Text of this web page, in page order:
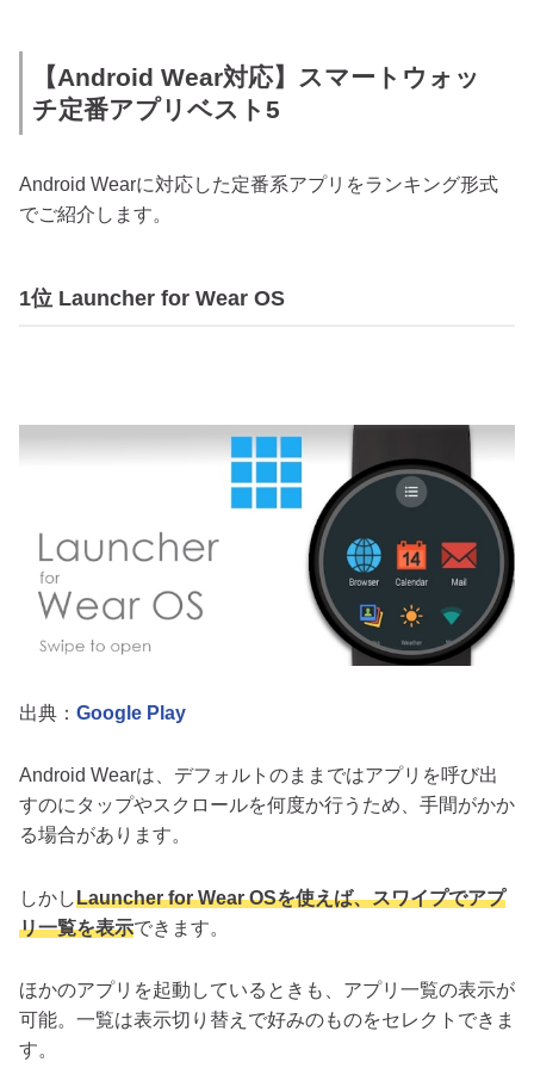
【Android Wear対応】スマートウォッ
チ定番アプリベスト5
Android Wearに対応した定番系アプリをランキング形式
でご紹介します。
1位 Launcher for Wear OS
出典： Google Play
Android Wearは、デフォルトのままではアプリを呼び出
すのにタップやスクロールを何度か行うため、手間がかか
る場合があります。
しかしLauncher for Wear OSを使えば、スワイプでアプ
リ一覧を表示できます。
ほかのアプリを起動しているときも、アプリ一覧の表示が
可能。一覧は表示切り替えで好みのものをセレクトできま
す。